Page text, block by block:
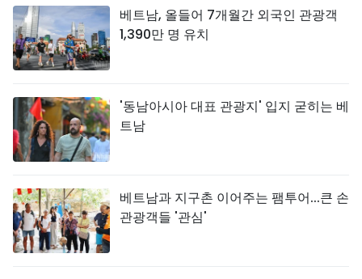
베트남, 올들어 7개월간 외국인 관광객
1,390만 명 유치
'동남아시아 대표 관광지' 입지 굳히는 베
트남
베트남과 지구촌 이어주는 팸투어...큰 손
관광객들 '관심'